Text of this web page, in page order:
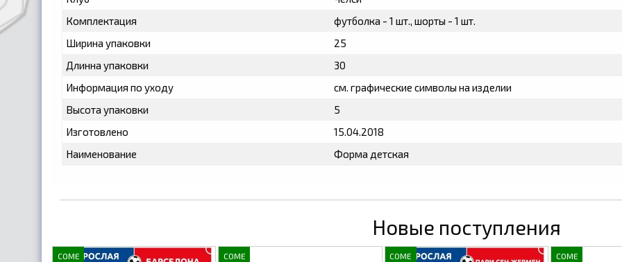
Комплектация
футболка - 1 шт., шорты - 1 шт.
Ширина упаковки
25
Длинна упаковки
30
Информация по уходу
см. графические символы на изделии
Высота упаковки
5
Изготовлено
15.04.2018
Наименование
Форма детская
Новые поступления
COME COME COME COME